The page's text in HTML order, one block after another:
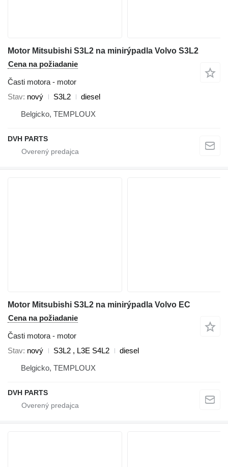
Motor Mitsubishi S3L2 na minirýpadla Volvo S3L2
Cena na požiadanie
Časti motora - motor
Stav nový S3L2
diesel
Belgicko, TEMPLOUX
DVH PARTS
Motor Mitsubishi S3L2 na minirýpadla Volvo EC
Cena na požiadanie
Časti motora - motor
Stav nový S3L2 , L3E S4L2
diesel
Belgicko, TEMPLOUX
DVH PARTS